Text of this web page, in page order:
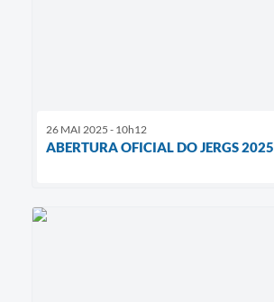
26 MAI 2025 - 10h12
ABERTURA OFICIAL DO JERGS 2025